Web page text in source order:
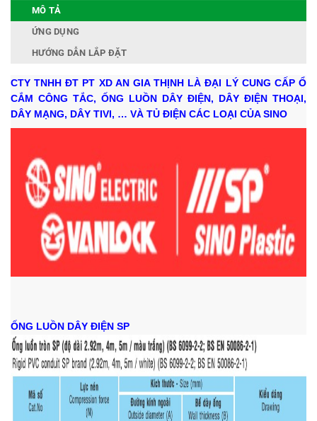
MÔ TẢ
ỨNG DỤNG
HƯỚNG DẪN LẮP ĐẶT
CTY TNHH ĐT PT XD AN GIA THỊNH LÀ ĐẠI LÝ CUNG CẤP Ổ
CẮM CÔNG TẮC, ỐNG LUỒN DÂY ĐIỆN, DÂY ĐIỆN THOẠI,
DÂY MẠNG, DÂY TIVI, … VÀ TỦ ĐIỆN CÁC LOẠI CỦA SINO
ỐNG LUỒN DÂY ĐIỆN SP